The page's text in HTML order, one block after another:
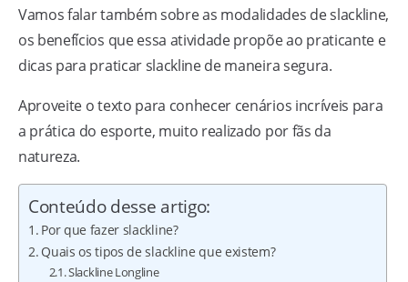
Vamos falar também sobre as modalidades de slackline,
os benefícios que essa atividade propõe ao praticante e
dicas para praticar slackline de maneira segura.
Aproveite o texto para conhecer cenários incríveis para
a prática do esporte, muito realizado por fãs da
natureza.
Conteúdo desse artigo:
Por que fazer slackline?
Quais os tipos de slackline que existem?
Slackline Longline